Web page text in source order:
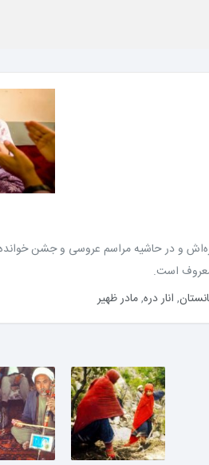
و در حاشیه مراسم عروسی و جشن
معروف است.
, انار دره,مادر ظهیر